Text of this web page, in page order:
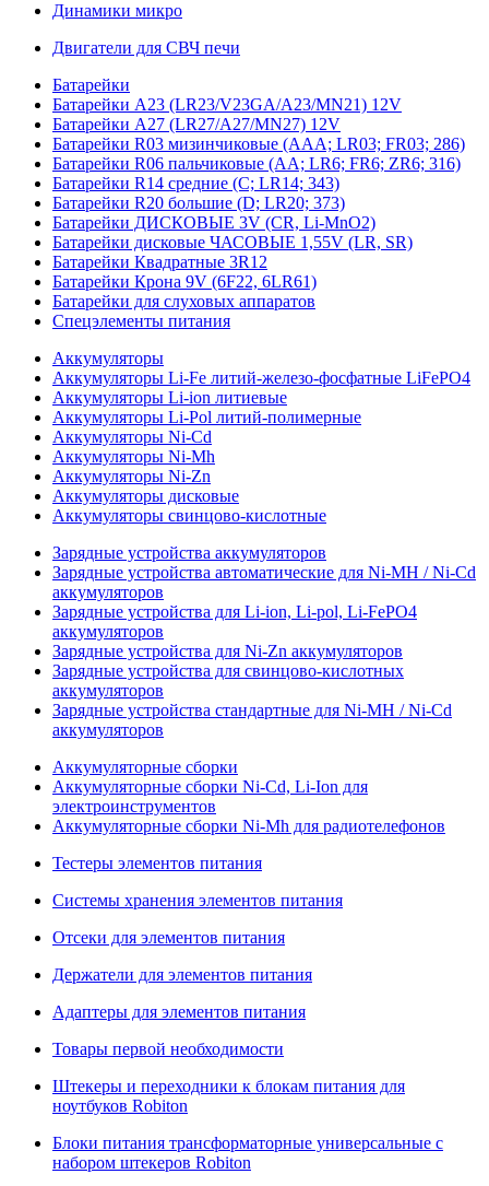
Динамики микро
Двигатели для СВЧ печи
Батарейки
Батарейки A23 (LR23/V23GA/A23/MN21) 12V
Батарейки A27 (LR27/A27/MN27) 12V
Батарейки R03 мизинчиковые (AAA; LR03; FR03; 286)
Батарейки R06 пальчиковые (AA; LR6; FR6; ZR6; 316)
Батарейки R14 средние (C; LR14; 343)
Батарейки R20 большие (D; LR20; 373)
Батарейки ДИСКОВЫЕ 3V (CR, Li-MnO2)
Батарейки дисковые ЧАСОВЫЕ 1,55V (LR, SR)
Батарейки Квадратные 3R12
Батарейки Крона 9V (6F22, 6LR61)
Батарейки для слуховых аппаратов
Спецэлементы питания
Аккумуляторы
Аккумуляторы Li-Fe литий-железо-фосфатные LiFePO4
Аккумуляторы Li-ion литиевые
Аккумуляторы Li-Pol литий-полимерные
Аккумуляторы Ni-Cd
Аккумуляторы Ni-Mh
Аккумуляторы Ni-Zn
Аккумуляторы дисковые
Аккумуляторы свинцово-кислотные
Зарядные устройства аккумуляторов
Зарядные устройства автоматические для Ni-MH / Ni-Cd
аккумуляторов
Зарядные устройства для Li-ion, Li-pol, Li-FePO4
аккумуляторов
Зарядные устройства для Ni-Zn аккумуляторов
Зарядные устройства для свинцово-кислотных
аккумуляторов
Зарядные устройства стандартные для Ni-MH / Ni-Cd
аккумуляторов
Аккумуляторные сборки
Аккумуляторные сборки Ni-Cd, Li-Ion для
электроинструментов
Аккумуляторные сборки Ni-Mh для радиотелефонов
Тестеры элементов питания
Системы хранения элементов питания
Отсеки для элементов питания
Держатели для элементов питания
Адаптеры для элементов питания
Товары первой необходимости
Штекеры и переходники к блокам питания для
ноутбуков Robiton
Блоки питания трансформаторные универсальные с
набором штекеров Robiton